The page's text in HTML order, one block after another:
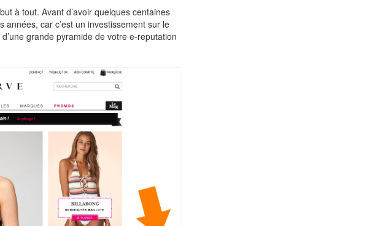
à tout. Avant d’avoir quelques centaines
car c’est un investissement sur le
grande pyramide de votre e-reputation